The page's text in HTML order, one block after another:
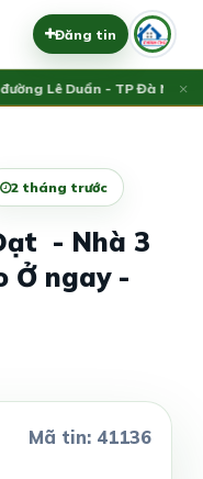
Đăng tin
Lê Duẩn - TP Đà Nẵng;
×
2 tháng trước
- Nhà 3
Ở ngay -
Mã tin: 41136